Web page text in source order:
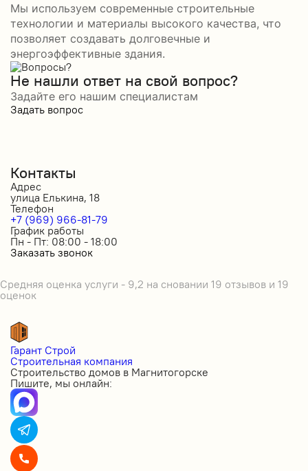
Мы используем современные строительные
технологии и материалы высокого качества, что
позволяет создавать долговечные и
энергоэффективные здания.
Не нашли ответ на свой вопрос?
Задайте его нашим специалистам
Задать вопрос
Контакты
Адрес
улица Елькина, 18
Телефон
+7 (969) 966-81-79
График работы
Пн - Пт: 08:00 - 18:00
Заказать звонок
Средняя оценка услуги - 9,2 на сновании 19 отзывов и 19
оценок
Гарант Строй
Строительная компания
Строительство домов в Магнитогорске
Пишите, мы онлайн: